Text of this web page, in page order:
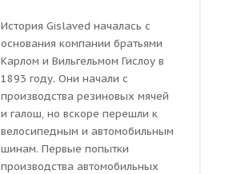
История Gislaved началась с
основания компании братьями
Карлом и Вильгельмом Гислоу в
1893 году. Они начали с
производства резиновых мячей
и галош, но вскоре перешли к
велосипедным и автомобильным
шинам. Первые попытки
производства автомобильных